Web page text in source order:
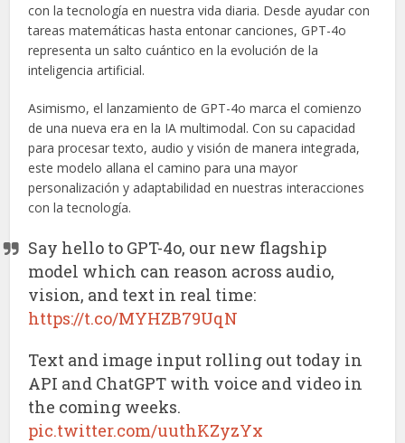
con la tecnología en nuestra vida diaria. Desde ayudar con
tareas matemáticas hasta entonar canciones, GPT-4o
representa un salto cuántico en la evolución de la
inteligencia artificial.
Asimismo, el lanzamiento de GPT-4o marca el comienzo
de una nueva era en la IA multimodal. Con su capacidad
para procesar texto, audio y visión de manera integrada,
este modelo allana el camino para una mayor
personalización y adaptabilidad en nuestras interacciones
con la tecnología.
Say hello to GPT-4o, our new flagship
model which can reason across audio,
vision, and text in real time:
https://t.co/MYHZB79UqN
Text and image input rolling out today in
API and ChatGPT with voice and video in
the coming weeks.
pic.twitter.com/uuthKZyzYx